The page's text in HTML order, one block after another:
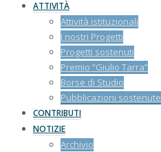
ATTIVITÀ
Attività istituzionali
I nostri Progetti
Progetti sostenuti
Premio “Giulio Tarra”
Borse di Studio
Pubblicazioni sostenute
CONTRIBUTI
NOTIZIE
Archivio